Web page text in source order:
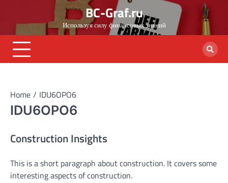
content
BC-Graf.ru
Используя силу финансовых знаний
Home IDU6OPO6
IDU6OPO6
Construction Insights
This is a short paragraph about construction. It covers some
interesting aspects of construction.